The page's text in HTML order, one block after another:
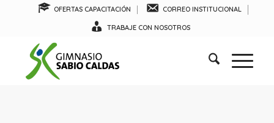
OFERTAS CAPACITACIÓN CORREO INSTITUCIONAL
TRABAJE CON NOSOTROS